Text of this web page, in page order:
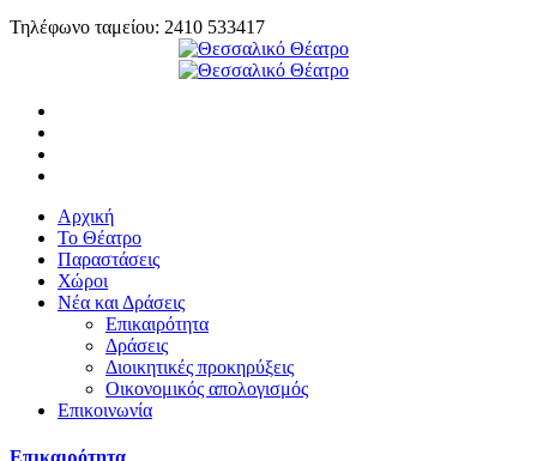
Τηλέφωνο ταμείου: 2410 533417
Αρχική
Το Θέατρο
Παραστάσεις
Χώροι
Νέα και Δράσεις
Επικαιρότητα
Δράσεις
Διοικητικές προκηρύξεις
Οικονομικός απολογισμός
Επικοινωνία